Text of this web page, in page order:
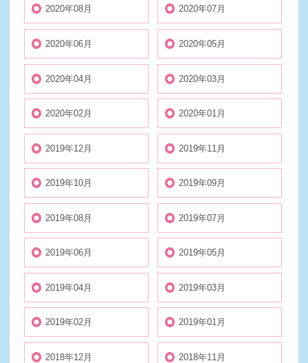
2020年08月 2020年07月
2020年06月 2020年05月
2020年04月 2020年03月
2020年02月 2020年01月
2019年12月 2019年11月
2019年10月 2019年09月
2019年08月 2019年07月
2019年06月 2019年05月
2019年04月 2019年03月
2019年02月 2019年01月
2018年12月 2018年11月